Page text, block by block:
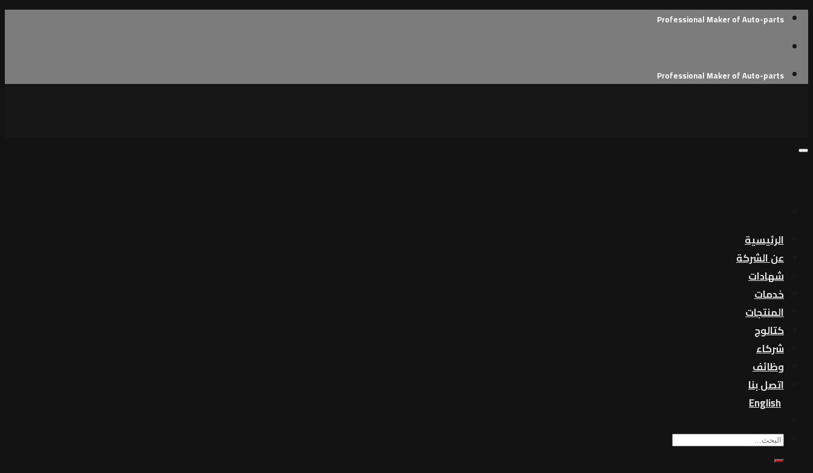
Skip
content
Professional Maker of Auto-parts
Professional Maker of Auto-parts
الرئيسية
عن الشركة
شهادات
خدمات
المنتجات
كتالوج
شركاء
وظائف
اتصل بنا
English
بحث
عن: